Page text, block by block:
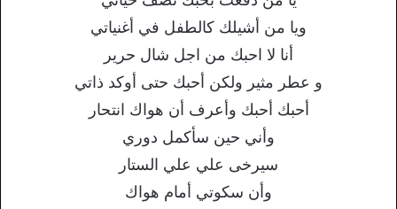
ويا من أشيلك كالطفل في أغنياتي
أنا لا احبك من اجل شال حرير
و عطر مثير ولكن أحبك حتى أوكد ذاتي
أحبك أحبك وأعرف أن هواك انتحار
وأني حين سأكمل دوري
سيرخى علي علي الستار
وأن سكوتي أمام هواك